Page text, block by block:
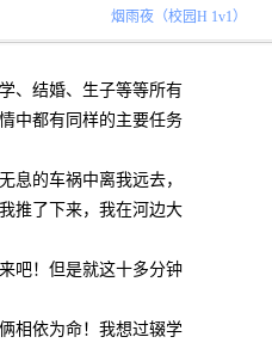
烟雨夜（校园H 1v1）
、结婚、生子等等所有
中都有同样的主要任务
的车祸中离我远去，
推了下来，我在河边大
吧！但是就这十多分钟
相依为命！我想过辍学